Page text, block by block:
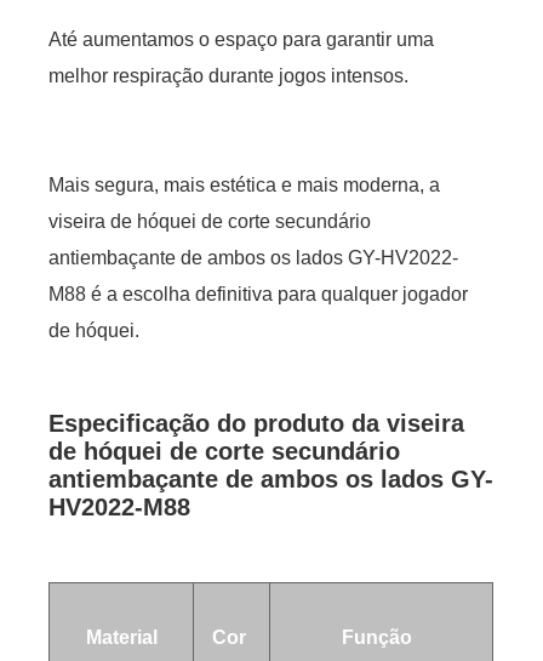
Até aumentamos o espaço para garantir uma
melhor respiração durante jogos intensos.
Mais segura, mais estética e mais moderna, a
viseira de hóquei de corte secundário
antiembaçante de ambos os lados GY-HV2022-
M88 é a escolha definitiva para qualquer jogador
de hóquei.
Especificação do produto da viseira
de hóquei de corte secundário
antiembaçante de ambos os lados GY-
HV2022-M88
Material Cor Função